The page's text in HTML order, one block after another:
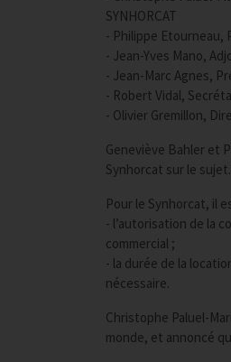
SYNHORCAT
- Philippe Etourneau,
- Jean-Yves Mano,
- Jean-Marc Agnes,
- Robert Vidal,
- Olivier Gremillon,
Geneviève Bahler et
Synhorcat sur le sujet.
Pour le Synhorcat, il
- l’autorisation de la
commercial ;
- la durée de la
nécessaire.
Christophe Paluel-
monde, et annoncé